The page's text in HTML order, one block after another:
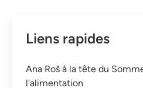
Liens rapides
Ana Roš à la tête du
l'alimentation